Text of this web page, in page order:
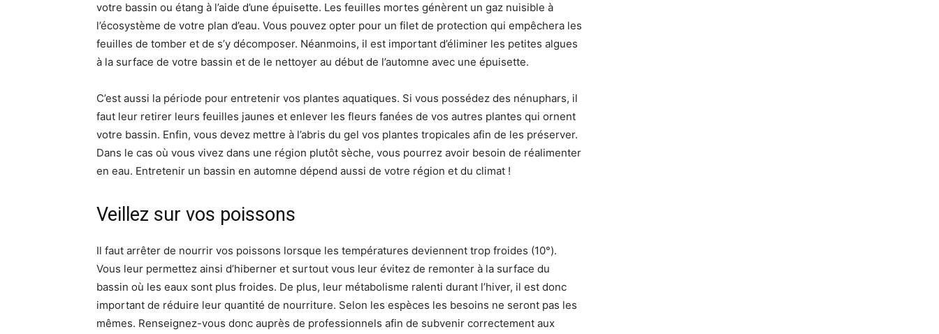
votre bassin ou étang à l’aide d’une épuisette. Les feuilles mortes génèrent un gaz nuisible à
l’écosystème de votre plan d’eau. Vous pouvez opter pour un filet de protection qui empêchera les
feuilles de tomber et de s’y décomposer. Néanmoins, il est important d’éliminer les petites algues
à la surface de votre bassin et de le nettoyer au début de l’automne avec une épuisette.
C’est aussi la période pour entretenir vos plantes aquatiques. Si vous possédez des nénuphars, il
faut leur retirer leurs feuilles jaunes et enlever les fleurs fanées de vos autres plantes qui ornent
votre bassin. Enfin, vous devez mettre à l’abris du gel vos plantes tropicales afin de les préserver.
Dans le cas où vous vivez dans une région plutôt sèche, vous pourrez avoir besoin de réalimenter
en eau. Entretenir un bassin en automne dépend aussi de votre région et du climat !
Veillez sur vos poissons
Il faut arrêter de nourrir vos poissons lorsque les températures deviennent trop froides (10°).
Vous leur permettez ainsi d’hiberner et surtout vous leur évitez de remonter à la surface du
bassin où les eaux sont plus froides. De plus, leur métabolisme ralenti durant l’hiver, il est donc
important de réduire leur quantité de nourriture. Selon les espèces les besoins ne seront pas les
mêmes. Renseignez-vous donc auprès de professionnels afin de subvenir correctement aux